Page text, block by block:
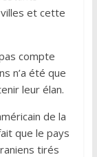
et cette
compte
n’a été que
leur élan.
de la
que le pays
tirés